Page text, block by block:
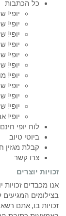
כל הכתבות
יופי!
יופי!
יופי!
יופי!
יופי!
יופי!
יופי!
יופי!
יופי!
יופי!
יופי!
לוח יופי
ביוטי טיוב
קבלת מגזין
צרו קשר
זכויות יוצרים
אנו מכבדים
בצילומים המגיעים
זכויות בו, אתם